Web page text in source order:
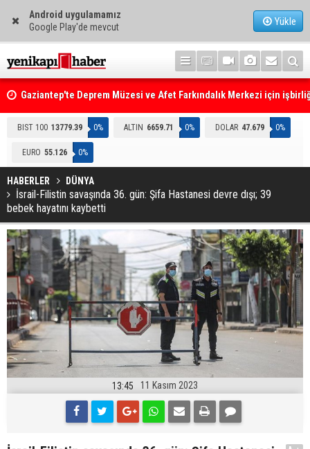
Android uygulamamız
Google Play'de mevcut
Yükle
Gaziantep'te Deprem Müzesi ve Afet Farkındalık Merkezi için
protokolü imzalandı
BIST 100 13779.39 0% ALTIN 6659.71 0% DOLAR 47.679 0%
EURO 55.126 0%
HABERLER DÜNYA
İsrail-Filistin savaşında 36. gün: Şifa Hastanesi devre dışı; 39
bebek hayatını kaybetti
13:45 11 Kasım 2023